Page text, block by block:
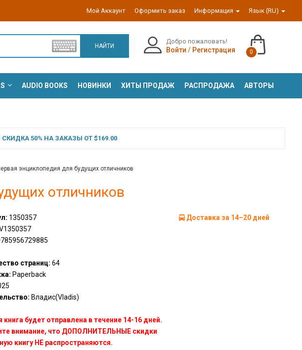
Мой Аккаунт Оформить заказ Информация Язык (RU)
НАЙТИ
Добро пожаловать!
Войти / Регистрация 0
AUDIO BOOKS НОВИНКИ ХИТЫ ПРОДАЖ РАСПРОДАЖА АВТОРЫ
50% НА ЗАКАЗЫ ОТ $169.00
энциклопедия для будущих отличников
отличников
1350357
страниц: 64
Paperback
Владис(Vladis)
книга будет отправлена в течение 14-16 дней.
внимание, что ДОПОЛНИТЕЛЬНЫЕ скидки
книгу НЕ распространяются.
Доставка за 14–20 дней